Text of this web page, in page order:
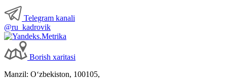
Telegram kanali
@ru_kadrovik
Borish хaritasi
Manzil: Oʻzbekiston, 100105,